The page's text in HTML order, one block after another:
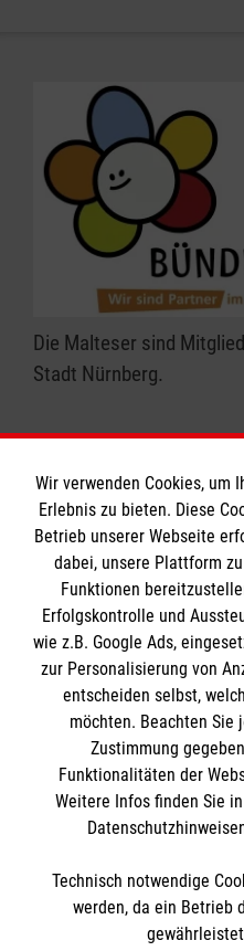
Die Malteser sind
Stadt Nürnberg.
Informationen
A-Z
Presse
Impressum
Datenschutz
Barrierefreiheit
Die Malteser
Malteser im Erzbistum
Malteser in
Malteserorden
Spendenkonto
Bank: Pax-Bank
So finden Sie uns
Wir verwenden Cookies, um
Erlebnis zu bieten. Diese
Betrieb unserer Webseite
dabei, unsere Plattform
Funktionen
Erfolgskontrolle und
wie z.B. Google Ads,
zur Personalisierung von
entscheiden selbst,
möchten. Beachten Sie
Zustimmung
Funktionalitäten der
Weitere Infos finden Sie
Technisch notwendige
werden, da ein Betrieb